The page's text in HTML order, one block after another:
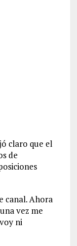
claro que el
de
canal. Ahora
vez me
ni